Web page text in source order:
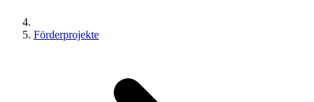
Förderprojekte